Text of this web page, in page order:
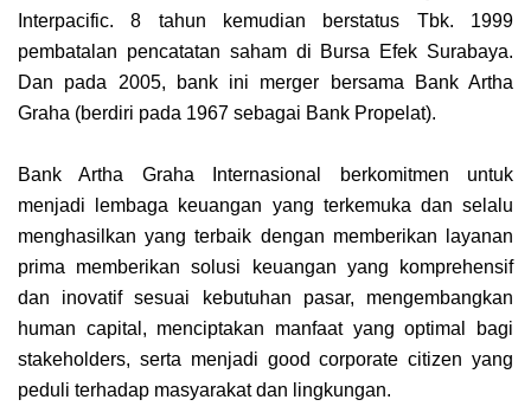
Interpacific. 8 tahun kemudian berstatus Tbk. 1999
pembatalan pencatatan saham di Bursa Efek Surabaya.
Dan pada 2005, bank ini merger bersama Bank Artha
Graha (berdiri pada 1967 sebagai Bank Propelat).
Bank Artha Graha Internasional berkomitmen untuk
menjadi lembaga keuangan yang terkemuka dan selalu
menghasilkan yang terbaik dengan memberikan layanan
prima memberikan solusi keuangan yang komprehensif
dan inovatif sesuai kebutuhan pasar, mengembangkan
human capital, menciptakan manfaat yang optimal bagi
stakeholders, serta menjadi good corporate citizen yang
peduli terhadap masyarakat dan lingkungan.